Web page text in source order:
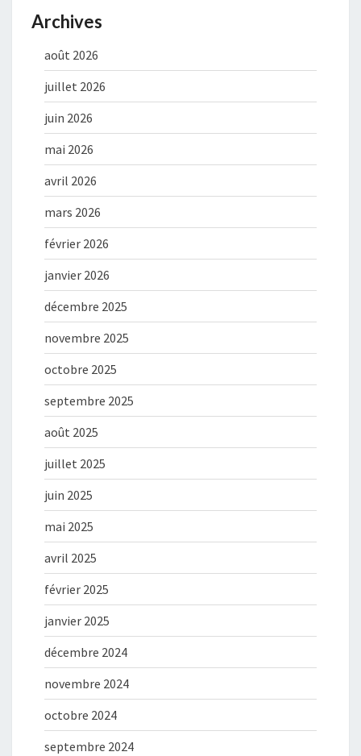
Archives
août 2026
juillet 2026
juin 2026
mai 2026
avril 2026
mars 2026
février 2026
janvier 2026
décembre 2025
novembre 2025
octobre 2025
septembre 2025
août 2025
juillet 2025
juin 2025
mai 2025
avril 2025
février 2025
janvier 2025
décembre 2024
novembre 2024
octobre 2024
septembre 2024